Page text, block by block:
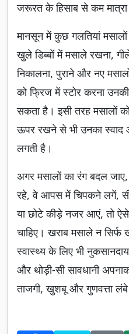
जरूरत के हिसाब से कम मात्रा
मानसून में कुछ गलतियां
खुले डिब्बों में मसाले रखना,
निकालना, पुराने और नए
को फ्रिज में स्टोर करना
सकता है। इसी तरह मसालों
ऊपर रखने से भी उनका
लगती है।
अगर मसालों का रंग बदल
रहे, वे आपस में चिपकने लगें,
या छोटे कीड़े नजर आएं, तो ऐसे
चाहिए। खराब मसाले न सिर्फ
स्वास्थ्य के लिए भी
और थोड़ी-सी सावधानी
ताजगी, खुशबू और गुणवत्ता